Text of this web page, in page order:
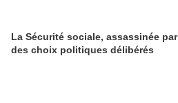
La Sécurité sociale, assassinée par
des choix politiques délibérés